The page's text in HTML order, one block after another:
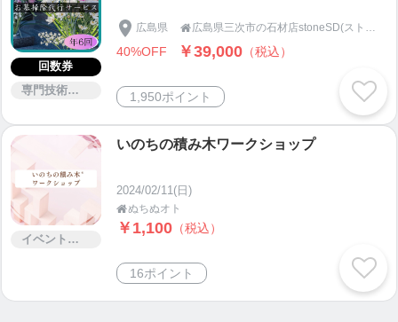
回数券
専門技術サービス
広島県  広島県三次市の石材店stoneSD(ストーンエスディー)
40%OFF ￥39,000 （税込）
1,950ポイント
イベント・セミナー・交流会
いのちの積み木ワークショップ
2024/02/11(日)
ぬちぬオト
￥1,100 （税込）
16ポイント